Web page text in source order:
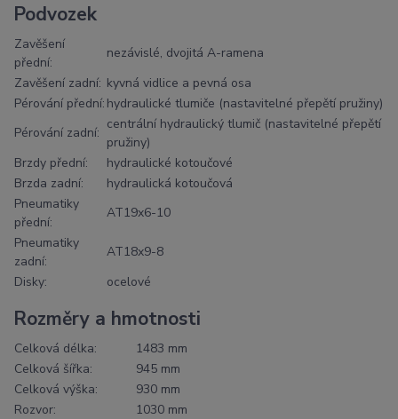
Podvozek
Zavěšení
přední:
nezávislé, dvojitá A-ramena
Zavěšení zadní: kyvná vidlice a pevná osa
Pérování přední: hydraulické tlumiče (nastavitelné přepětí pružiny)
Pérování zadní:
centrální hydraulický tlumič (nastavitelné přepětí
pružiny)
Brzdy přední:
hydraulické kotoučové
Brzda zadní:
hydraulická kotoučová
Pneumatiky
přední:
AT19x6-10
Pneumatiky
zadní:
AT18x9-8
Disky:
ocelové
Rozměry a hmotnosti
Celková délka:
1483 mm
Celková šířka:
945 mm
Celková výška:
930 mm
Rozvor:
1030 mm